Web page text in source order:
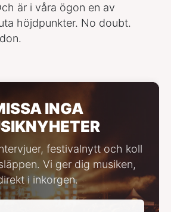
är i våra ögon en av
höjdpunkter. No doubt.
INGA
festivalnytt och koll
Vi ger dig musiken,
i inkorgen.